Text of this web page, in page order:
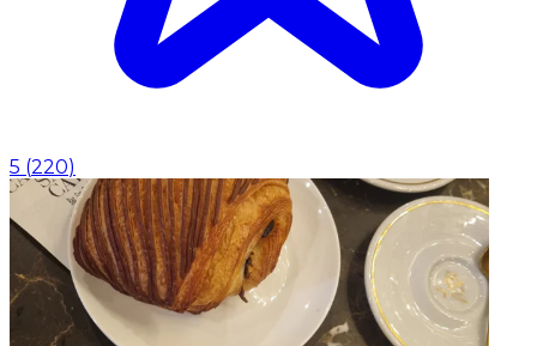
5 (220)